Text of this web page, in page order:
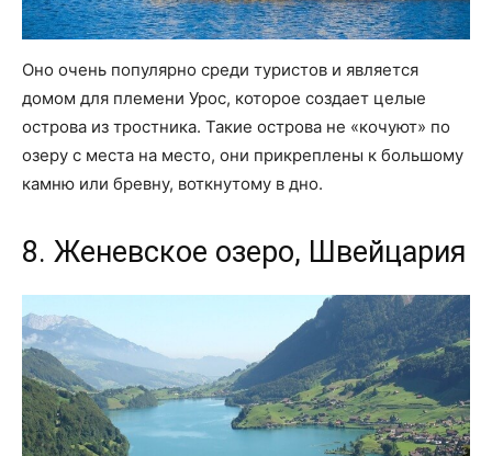
Оно очень популярно среди туристов и является
домом для племени Урос, которое создает целые
острова из тростника. Такие острова не «кочуют» по
озеру с места на место, они прикреплены к большому
камню или бревну, воткнутому в дно.
8. Женевское озеро, Швейцария